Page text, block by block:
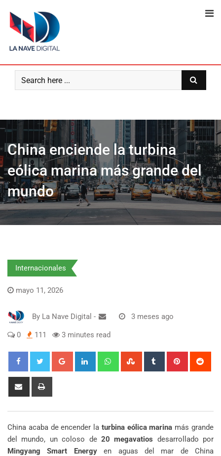
content
China enciende la turbina
eólica marina más grande del
mundo
Internacionales
mayo 11, 2026
By La Nave Digital - 3 meses ago
0 111 3 minutes read
Google+ LinkedIn WhatsappStumbleUpon
Tumblr Pinterest
Share
China acaba de encender la turbina eólica marina más grande
del mundo, un coloso de 20 megavatios desarrollado por
Mingyang Smart Energyen aguas del mar de China